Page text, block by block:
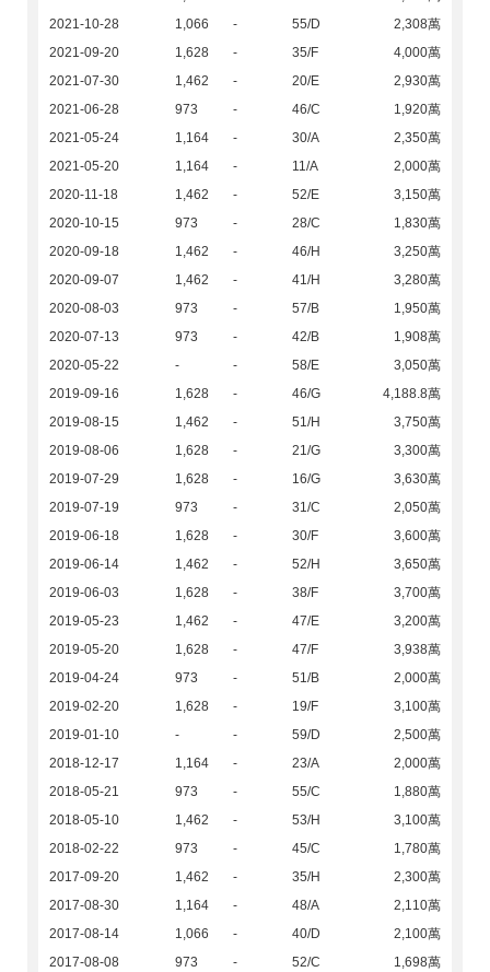
2021-10-28
1,066 - 55/D
2,308萬
2021-09-20
1,628 - 35/F
4,000萬
2021-07-30
1,462 - 20/E
2,930萬
2021-06-28
973 - 46/C
1,920萬
2021-05-24
1,164 - 30/A
2,350萬
2021-05-20
1,164 - 11/A
2,000萬
2020-11-18
1,462 - 52/E
3,150萬
2020-10-15
973 - 28/C
1,830萬
2020-09-18
1,462 - 46/H
3,250萬
2020-09-07
1,462 - 41/H
3,280萬
2020-08-03
973 - 57/B
1,950萬
2020-07-13
973 - 42/B
1,908萬
2020-05-22
- - 58/E
3,050萬
2019-09-16
1,628 - 46/G
4,188.8萬
2019-08-15
1,462 - 51/H
3,750萬
2019-08-06
1,628 - 21/G
3,300萬
2019-07-29
1,628 - 16/G
3,630萬
2019-07-19
973 - 31/C
2,050萬
2019-06-18
1,628 - 30/F
3,600萬
2019-06-14
1,462 - 52/H
3,650萬
2019-06-03
1,628 - 38/F
3,700萬
2019-05-23
1,462 - 47/E
3,200萬
2019-05-20
1,628 - 47/F
3,938萬
2019-04-24
973 - 51/B
2,000萬
2019-02-20
1,628 - 19/F
3,100萬
2019-01-10
- - 59/D
2,500萬
2018-12-17
1,164 - 23/A
2,000萬
2018-05-21
973 - 55/C
1,880萬
2018-05-10
1,462 - 53/H
3,100萬
2018-02-22
973 - 45/C
1,780萬
2017-09-20
1,462 - 35/H
2,300萬
2017-08-30
1,164 - 48/A
2,110萬
2017-08-14
1,066 - 40/D
2,100萬
2017-08-08
973 - 52/C
1,698萬